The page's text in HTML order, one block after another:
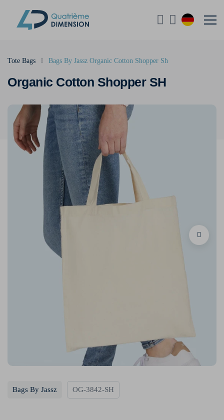
Organic Cotton Shopper SH
Tote Bags Bags By Jassz Organic Cotton Shopper Sh
Bags By Jassz OG-3842-SH